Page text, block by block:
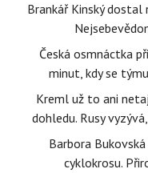
Brankář Kinský dostal
Česká osmnáctka
minut, kdy se
Kreml už to ani
dohledu. Rusy
Barbora
cyklokrosu.